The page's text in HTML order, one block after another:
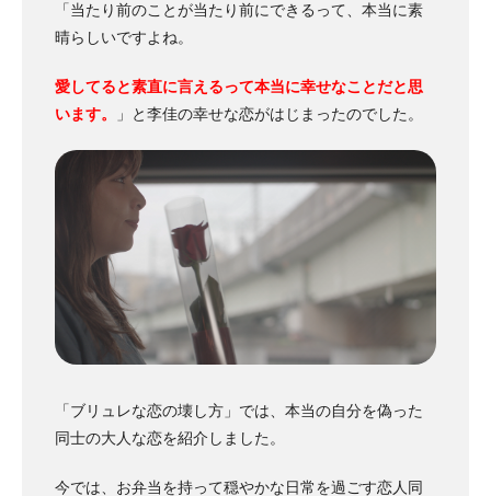
「当たり前のことが当たり前にできるって、本当に素
晴らしいですよね。
愛してると素直に言えるって本当に幸せなことだと思
います。
」と李佳の幸せな恋がはじまったのでした。
「ブリュレな恋の壊し方」では、本当の自分を偽った
同士の大人な恋を紹介しました。
今では、お弁当を持って穏やかな日常を過ごす恋人同